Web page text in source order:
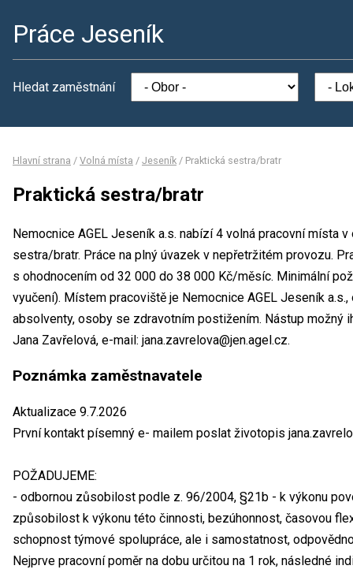
Práce Jeseník
Hledat zaměstnání
Hlavní strana / Volná místa / Jeseník / Praktická sestra/bratr
Praktická sestra/bratr
Nemocnice AGEL Jeseník a.s. nabízí 4 volná pracovní místa
sestra/bratr. Práce na plný úvazek v nepřetržitém provozu.
s ohodnocením od 32 000 do 38 000 Kč/měsíc. Minimální
vyučení). Místem pracoviště je Nemocnice AGEL Jeseník
absolventy, osoby se zdravotním postižením. Nástup možný
Jana Zavřelová, e-mail: jana.zavrelova@jen.agel.cz.
Poznámka zaměstnavatele
Aktualizace 9.7.2026
První kontakt písemný e- mailem poslat životopis
POŽADUJEME:
- odbornou zůsobilost podle z. 96/2004, §21b - k výkonu
způsobilost k výkonu této činnosti, bezúhonnost, časovou
schopnost týmové spolupráce, ale i samostatnost,
Nejprve pracovní poměr na dobu určitou na 1 rok, následné